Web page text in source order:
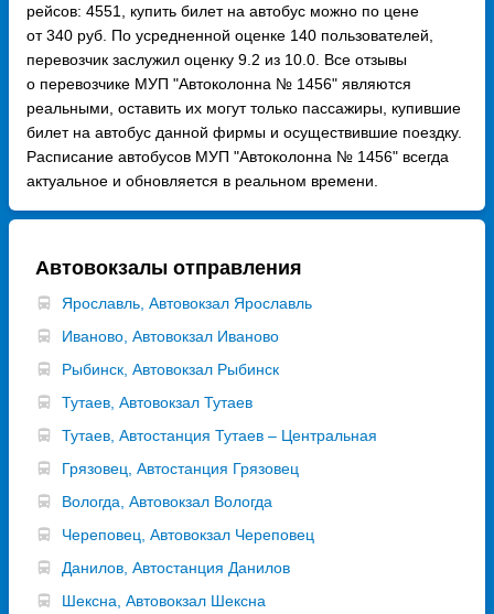
рейсов: 4551, купить билет на автобус можно по цене
от 340 руб. По усредненной оценке 140 пользователей,
перевозчик заслужил оценку 9.2 из 10.0. Все отзывы
о перевозчике МУП "Автоколонна № 1456" являются
реальными, оставить их могут только пассажиры, купившие
билет на автобус данной фирмы и осуществившие поездку.
Расписание автобусов МУП "Автоколонна № 1456" всегда
актуальное и обновляется в реальном времени.
Автовокзалы отправления
Ярославль, Автовокзал Ярославль
Иваново, Автовокзал Иваново
Рыбинск, Автовокзал Рыбинск
Тутаев, Автовокзал Тутаев
Тутаев, Автостанция Тутаев – Центральная
Грязовец, Автостанция Грязовец
Вологда, Автовокзал Вологда
Череповец, Автовокзал Череповец
Данилов, Автостанция Данилов
Шексна, Автовокзал Шексна